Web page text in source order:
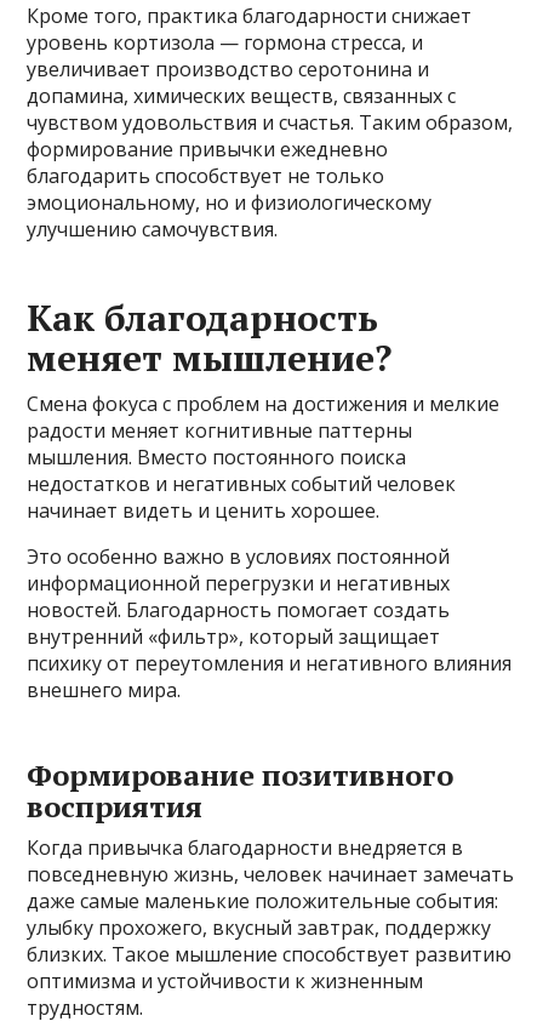
Кроме того, практика благодарности снижает
уровень кортизола — гормона стресса, и
увеличивает производство серотонина и
допамина, химических веществ, связанных с
чувством удовольствия и счастья. Таким образом,
формирование привычки ежедневно
благодарить способствует не только
эмоциональному, но и физиологическому
улучшению самочувствия.
Как благодарность
меняет мышление?
Смена фокуса с проблем на достижения и мелкие
радости меняет когнитивные паттерны
мышления. Вместо постоянного поиска
недостатков и негативных событий человек
начинает видеть и ценить хорошее.
Это особенно важно в условиях постоянной
информационной перегрузки и негативных
новостей. Благодарность помогает создать
внутренний «фильтр», который защищает
психику от переутомления и негативного влияния
внешнего мира.
Формирование позитивного
восприятия
Когда привычка благодарности внедряется в
повседневную жизнь, человек начинает замечать
даже самые маленькие положительные события:
улыбку прохожего, вкусный завтрак, поддержку
близких. Такое мышление способствует развитию
оптимизма и устойчивости к жизненным
трудностям.